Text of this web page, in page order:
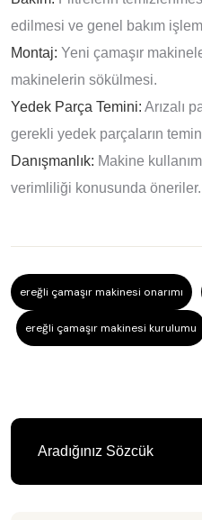
edilmesi ve genel bakım
Montaj: Yeni çamaşır
makinelerin sökülmesi.
Yedek Parça Temini: Arızalı
gerekli yedek parçaların
Danışmanlık: Makine
verimliliği konusunda öneriler.
ereğli çamaşır makinesi onarımı
ereğli çamaşır makinesi kurulumu